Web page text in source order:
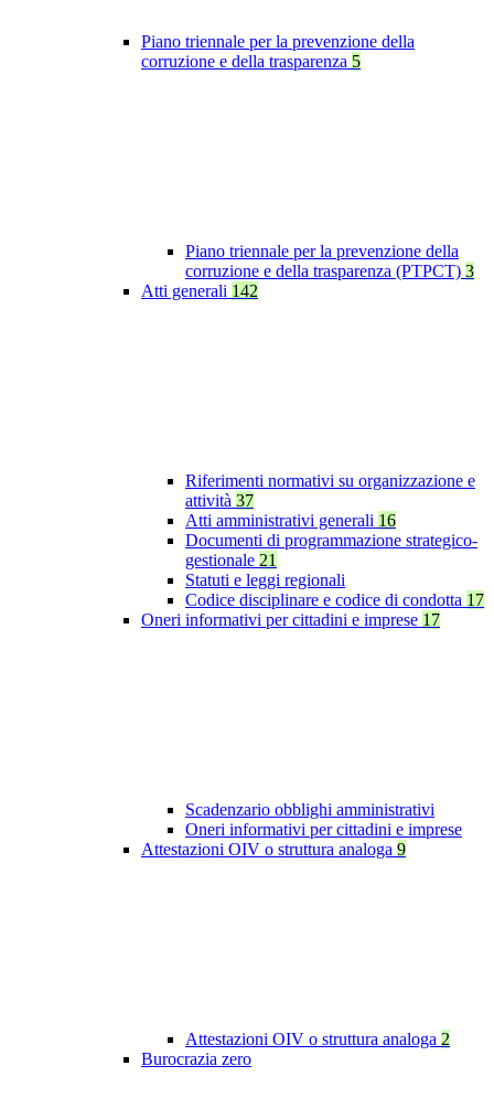
Piano triennale per la prevenzione della
corruzione e della trasparenza 5
Piano triennale per la prevenzione della
corruzione e della trasparenza (PTPCT) 3
Atti generali 142
Riferimenti normativi su organizzazione e
attività 37
Atti amministrativi generali 16
Documenti di programmazione strategico-
gestionale 21
Statuti e leggi regionali
Codice disciplinare e codice di condotta 17
Oneri informativi per cittadini e imprese 17
Scadenzario obblighi amministrativi
Oneri informativi per cittadini e imprese
Attestazioni OIV o struttura analoga 9
Attestazioni OIV o struttura analoga 2
Burocrazia zero